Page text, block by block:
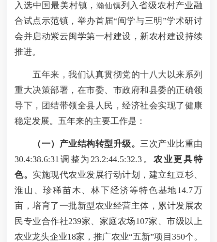
入选中国最美村镇，瀚仙镇列入省级农村产业融
合试点示范镇，举办首届“闽学与三明”学术研讨
会并启动紫云闽学第一村建设，新农村建设持续
推进。
五年来，我们认真贯彻党的十八大以来系列
重大决策部署，在市委、市政府和县委的正确领
导下，团结带领全县人民，经济社会实现了健康
稳定发展。五年来的主要工作是：
（一）产业结构转型升级。 三次产业比重由
30.4:38.6:31调整为23.2:44.5:32.3。 农业更具特
色。 实施现代农业发展行动计划，建立红豆杉、
淮山、珍稀苗木、林下经济等特色基地14.7万
亩，培育了一批新型农业经营主体，累计发展农
民专业合作社239家、家庭农场107家、市级以上
农业龙头企业18家，推广农业“五新”项目350个。